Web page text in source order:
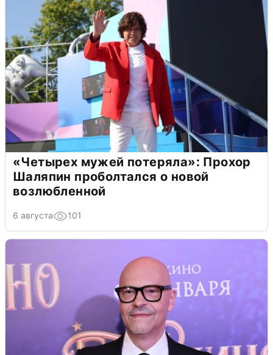
«Четырех мужей потеряла»: Прохор
Шаляпин проболтался о новой
возлюбленной
6 августа 101